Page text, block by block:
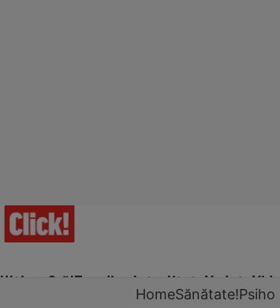
Ultima Oră!Trending Actualitate Vedete Video
HomeSănătate!Psiho